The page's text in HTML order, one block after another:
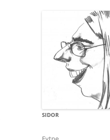
SIDOR